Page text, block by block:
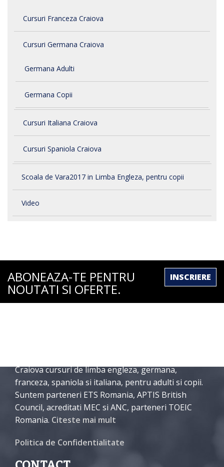
Cursuri Franceza Craiova
Cursuri Germana Craiova
Germana Adulti
Germana Copii
Cursuri Italiana Craiova
Cursuri Spaniola Craiova
Scoala de Vara2017 in Limba Engleza, pentru copii
Video
INSCRIERE
ABONEAZA-TE PENTRU
NOUTATI SI OFERTE.
Craiova cursuri de limba engleza, germana,
franceza, spaniola si italiana, pentru adulti si copii.
Suntem parteneri ETS Romania, APTIS British
Council, acreditati MEC si ANC, parteneri TOEIC
Romania. Citeste mai mult
Politica de Confidentialitate